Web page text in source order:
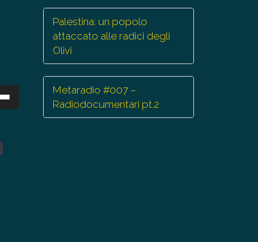
Palestina: un popolo
attaccato alle radici degli
Olivi
Metaradio #007 –
Radiodocumentari pt.2